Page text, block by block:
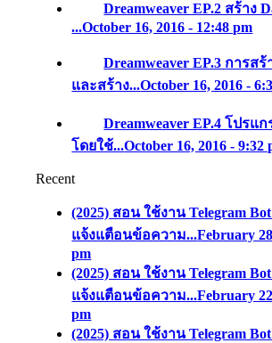
Dreamweaver EP.2 สร้าง
...October 16, 2016 - 12:48 pm
Dreamweaver EP.3 การส
และสร้าง...October 16, 2016 -
Dreamweaver EP.4 โปรแ
โดยใช้...October 16, 2016 - 9:32
Recent
(2025) สอน ใช้งาน Telegram
แจ้งแตือนข้อความ...February
pm
(2025) สอน ใช้งาน Telegram
แจ้งแตือนข้อความ...February
pm
(2025) สอน ใช้งาน Telegram